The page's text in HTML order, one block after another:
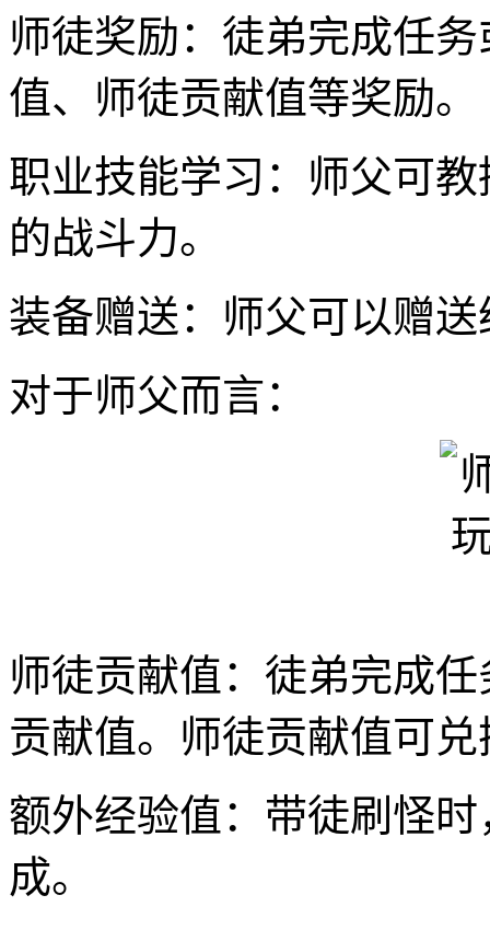
师徒奖励：徒弟完成任
值、师徒贡献值等奖励。
职业技能学习：师父可
的战斗力。
装备赠送：师父可以赠
对于师父而言：
师徒贡献值：徒弟完成
贡献值。师徒贡献值可
额外经验值：带徒刷怪
成。